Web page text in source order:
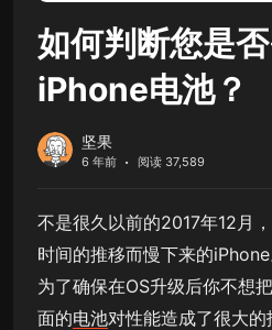
如何判断您是
iPhone电池？
坚果
6 年前 阅读 37,589
不是很久以前的2017年12月，
时间的推移而慢下来的
为了确保在OS升级后你不想
面的电池对性能造成了很大